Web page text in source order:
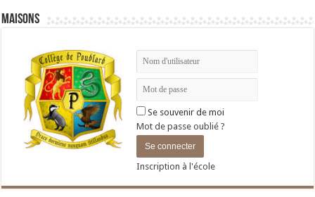
Maisons
Se souvenir de moi
Mot de passe oublié ?
Inscription à l'école